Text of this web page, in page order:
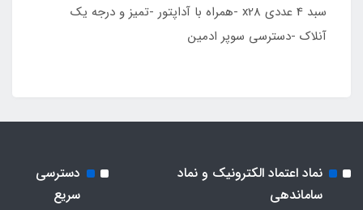
سبد 4 عددی x28 -همراه با آداپتور -تمیز و درجه یک
آنلاک -دسترسی سوپر ادمین
نماد اعتماد الکترونیک و نماد
ساماندهی
دسترسی
سریع